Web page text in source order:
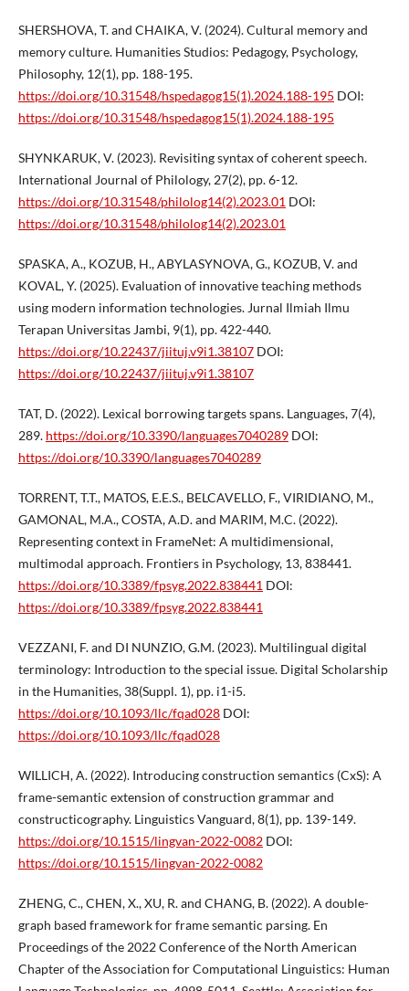
SHERSHOVA, T. and CHAIKA, V. (2024). Cultural memory and
memory culture. Humanities Studios: Pedagogy, Psychology,
Philosophy, 12(1), pp. 188-195.
https://doi.org/10.31548/hspedagog15(1).2024.188-195 DOI:
https://doi.org/10.31548/hspedagog15(1).2024.188-195
SHYNKARUK, V. (2023). Revisiting syntax of coherent speech.
International Journal of Philology, 27(2), pp. 6-12.
https://doi.org/10.31548/philolog14(2).2023.01 DOI:
https://doi.org/10.31548/philolog14(2).2023.01
SPASKA, A., KOZUB, H., ABYLASYNOVA, G., KOZUB, V. and
KOVAL, Y. (2025). Evaluation of innovative teaching methods
using modern information technologies. Jurnal Ilmiah Ilmu
Terapan Universitas Jambi, 9(1), pp. 422-440.
https://doi.org/10.22437/jiituj.v9i1.38107DOI:
https://doi.org/10.22437/jiituj.v9i1.38107
TAT, D. (2022). Lexical borrowing targets spans. Languages, 7(4),
289. https://doi.org/10.3390/languages7040289DOI:
https://doi.org/10.3390/languages7040289
TORRENT, T.T., MATOS, E.E.S., BELCAVELLO, F., VIRIDIANO, M.,
GAMONAL, M.A., COSTA, A.D. and MARIM, M.C. (2022).
Representing context in FrameNet: A multidimensional,
multimodal approach. Frontiers in Psychology, 13, 838441.
https://doi.org/10.3389/fpsyg.2022.838441 DOI:
https://doi.org/10.3389/fpsyg.2022.838441
VEZZANI, F. and DI NUNZIO, G.M. (2023). Multilingual digital
terminology: Introduction to the special issue. Digital Scholarship
in the Humanities, 38(Suppl. 1), pp. i1-i5.
https://doi.org/10.1093/llc/fqad028DOI:
https://doi.org/10.1093/llc/fqad028
WILLICH, A. (2022). Introducing construction semantics (CxS): A
frame-semantic extension of construction grammar and
constructicography. Linguistics Vanguard, 8(1), pp. 139-149.
https://doi.org/10.1515/lingvan-2022-0082DOI:
https://doi.org/10.1515/lingvan-2022-0082
ZHENG, C., CHEN, X., XU, R. and CHANG, B. (2022). A double-
graph based framework for frame semantic parsing. En
Proceedings of the 2022 Conference of the North American
Chapter of the Association for Computational Linguistics: Human